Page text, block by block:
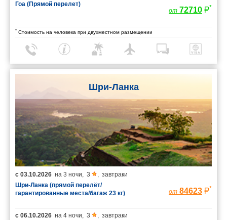
Гоа (Прямой перелет)
от 72710 *
* Стоимость на человека при двухместном размещении
Шри-Ланка
с 03.10.2026 на 3 ночи, 3 , завтраки
Шри-Ланка (прямой перелёт/
гарантированные места/багаж 23 кг)
от 84623 *
с 06.10.2026 на 4 ночи, 3 , завтраки